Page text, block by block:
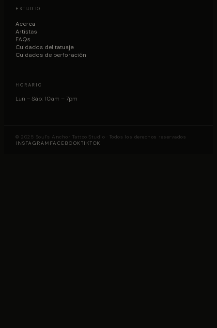
ESTUDIO
Acerca
Artistas
FAQs
Cuidados del tatuaje
Cuidados de perforación
HORARIO
Lun – Sáb: 10am – 7pm
© 2025 Soul's Anchor Tattoo Studio · Todos los derechos reservados
INSTAGRAM FACEBOOKTIKTOK